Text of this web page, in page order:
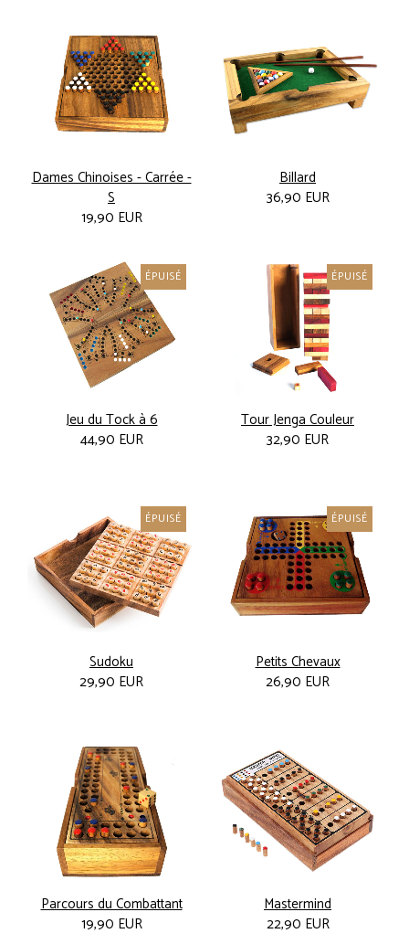
Dames Chinoises - Carrée -
S
19,90 EUR
Billard
36,90 EUR
ÉPUISÉ
Jeu du Tock à 6
44,90 EUR
ÉPUISÉ
Tour Jenga Couleur
32,90 EUR
ÉPUISÉ
Sudoku
29,90 EUR
ÉPUISÉ
Petits Chevaux
26,90 EUR
Parcours du Combattant
19,90 EUR
Mastermind
22,90 EUR